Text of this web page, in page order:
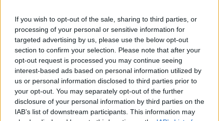
If you wish to opt-out of the sale, sharing to third parties, or
processing of your personal or sensitive information for
targeted advertising by us, please use the below opt-out
section to confirm your selection. Please note that after your
opt-out request is processed you may continue seeing
interest-based ads based on personal information utilized by
us or personal information disclosed to third parties prior to
your opt-out. You may separately opt-out of the further
disclosure of your personal information by third parties on the
IAB’s list of downstream participants. This information may
SCARICA QUI L'APP iOS
Messico-Corea del Sud: i consigli per il
Fantamondiale
Come ben sapete, per ogni partita, il vostro vice-
allenatore sceglierà un quinto calciatore bonus